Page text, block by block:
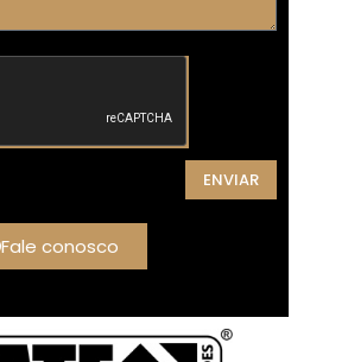
ENVIAR
Fale conosco